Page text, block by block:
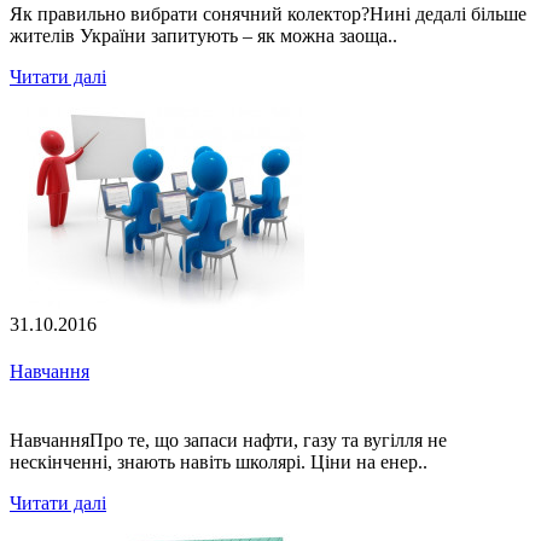
Як правильно вибрати сонячний колектор?Нині дедалі більше
жителів України запитують – як можна заоща..
Читати далі
31.10.2016
Навчання
НавчанняПро те, що запаси нафти, газу та вугілля не
нескінченні, знають навіть школярі. Ціни на енер..
Читати далі